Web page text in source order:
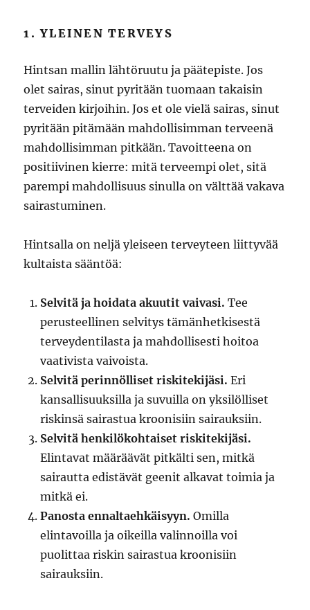
1. YLEINEN TERVEYS
Hintsan mallin lähtöruutu ja päätepiste. Jos
olet sairas, sinut pyritään tuomaan takaisin
terveiden kirjoihin. Jos et ole vielä sairas, sinut
pyritään pitämään mahdollisimman terveenä
mahdollisimman pitkään. Tavoitteena on
positiivinen kierre: mitä terveempi olet, sitä
parempi mahdollisuus sinulla on välttää vakava
sairastuminen.
Hintsalla on neljä yleiseen terveyteen liittyvää
kultaista sääntöä:
Selvitä ja hoidata akuutit vaivasi. Tee
perusteellinen selvitys tämänhetkisestä
terveydentilasta ja mahdollisesti hoitoa
vaativista vaivoista.
Selvitä perinnölliset riskitekijäsi. Eri
kansallisuuksilla ja suvuilla on yksilölliset
riskinsä sairastua kroonisiin sairauksiin.
Selvitä henkilökohtaiset riskitekijäsi.
Elintavat määräävät pitkälti sen, mitkä
sairautta edistävät geenit alkavat toimia ja
mitkä ei.
Panosta ennaltaehkäisyyn. Omilla
elintavoilla ja oikeilla valinnoilla voi
puolittaa riskin sairastua kroonisiin
sairauksiin.